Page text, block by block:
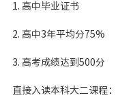
1. 高中毕业证书
2. 高中3年平均分75%
3. 高考成绩达到500分
直接入读本科大二课程：